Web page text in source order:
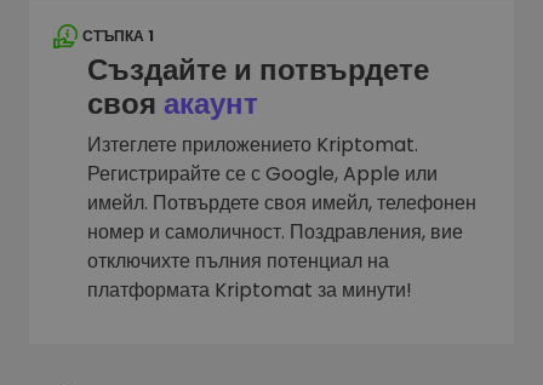
СТЪПКА 1
Създайте и потвърдете
своя акаунт
Изтеглете приложението Kriptomat.
Регистрирайте се с Google, Apple или
имейл. Потвърдете своя имейл, телефонен
номер и самоличност. Поздравления, вие
отключихте пълния потенциал на
платформата Kriptomat за минути!